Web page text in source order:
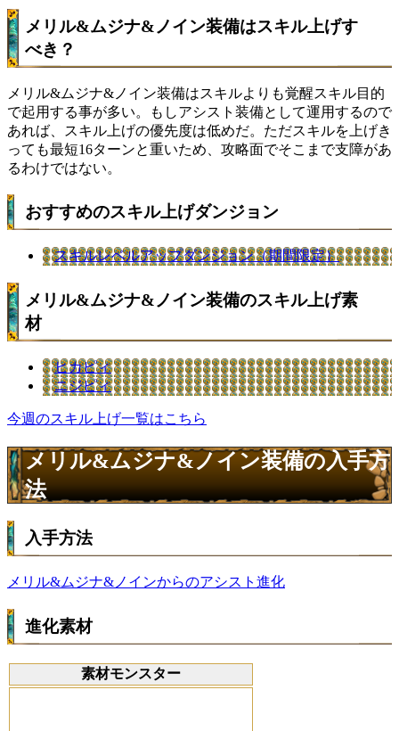
メリル&ムジナ&ノイン装備はスキル上げす
べき？
メリル&ムジナ&ノイン装備はスキルよりも覚醒スキル目的
で起用する事が多い。もしアシスト装備として運用するので
あれば、スキル上げの優先度は低めだ。ただスキルを上げき
っても最短16ターンと重いため、攻略面でそこまで支障があ
るわけではない。
おすすめのスキル上げダンジョン
スキルレベルアップダンジョン（期間限定）
メリル&ムジナ&ノイン装備のスキル上げ素
材
ヒカピィ
ニジピィ
今週のスキル上げ一覧はこちら
メリル&ムジナ&ノイン装備の入手方
法
入手方法
メリル&ムジナ&ノインからのアシスト進化
進化素材
素材モンスター